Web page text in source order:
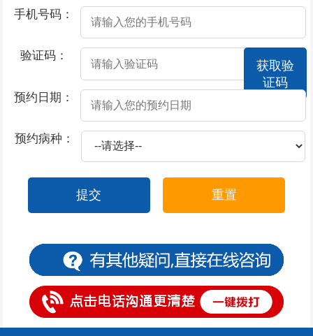
包皮过长的临床表现都有哪些
包皮过长对男性有什么危害呢 2026-07-14
包皮过长是怎么引起的 2026-07-14
阳痿会给患者带来的危害有哪些？ 2026-07-08
阳痿会给患者带来什么危害 2026-07-08
应该如何科学预防阳痿呢 2026-07-08
阳痿怎么科学的护理
包皮对身体有什么影响 2026-07-02
包皮过长的不良影响 2026-07-02
包皮过长不治会怎样 2026-07-02
包皮包茎会对男性日常生活带来哪些危害 2026-07-02
手机号码：
验证码：
获取验
证码
预约日期：
预约病种：
提交 重置